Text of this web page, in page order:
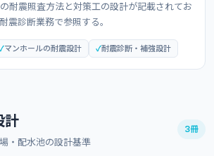
耐震照査方法と対策工の設計が記載されてお
震診断業務で参照する。
マンホールの耐震設計 耐震診断・補強設計
計
・配水池の設計基準
3冊